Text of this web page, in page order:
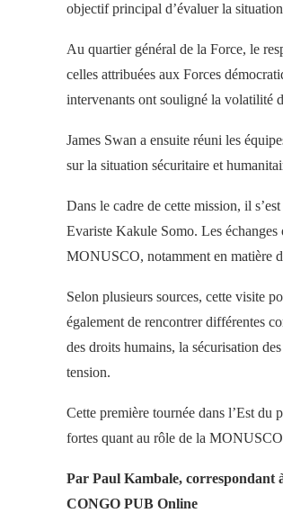
objectif principal d’évaluer la
Au quartier général de la Force, le
celles attribuées aux Forces
intervenants ont souligné la volatilité
James Swan a ensuite réuni les
sur la situation sécuritaire et
Dans le cadre de cette mission, il
Evariste Kakule Somo. Les
MONUSCO, notamment en matière
Selon plusieurs sources, cette visite
également de rencontrer différentes
des droits humains, la sécurisation
tension.
Cette première tournée dans l’Est du
fortes quant au rôle de la
Par Paul Kambale, correspondant
CONGO PUB Online